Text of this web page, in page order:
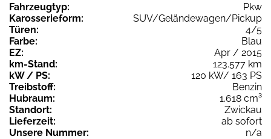
Fahrzeugtyp:
Pkw
Karosserieform:
SUV/Geländewagen/Pickup
Türen:
4/5
Farbe:
Blau
EZ:
Apr / 2015
km-Stand:
123.577 km
kW / PS:
120 kW/ 163 PS
Treibstoff:
Benzin
Hubraum:
1.618 cm³
Standort:
Zwickau
Lieferzeit:
ab sofort
Unsere Nummer:
n/a